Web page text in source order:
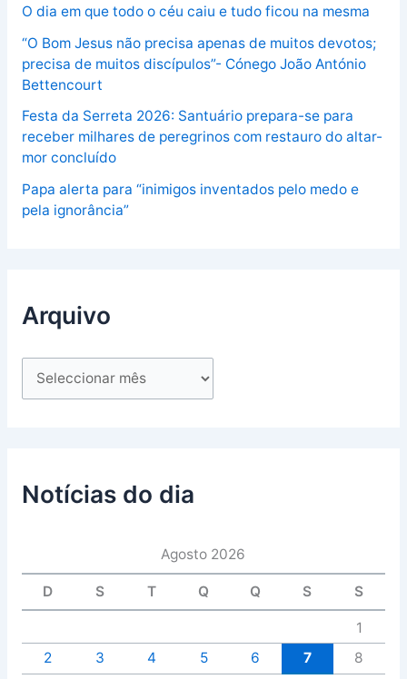
O dia em que todo o céu caiu e tudo ficou na mesma
“O Bom Jesus não precisa apenas de muitos devotos;
precisa de muitos discípulos”- Cónego João António
Bettencourt
Festa da Serreta 2026: Santuário prepara-se para
receber milhares de peregrinos com restauro do altar-
mor concluído
Papa alerta para “inimigos inventados pelo medo e
pela ignorância”
Arquivo
Notícias do dia
Agosto 2026
D S T Q Q S S
1
2
3 4 5 6 7
8